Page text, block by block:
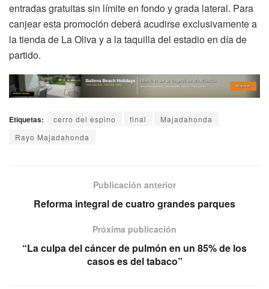
entradas gratuitas sin límite en fondo y grada lateral. Para
canjear esta promoción deberá acudirse exclusivamente a
la tienda de La Oliva y a la taquilla del estadio en día de
partido.
Etiquetas: cerro del espino final
Majadahonda
Rayo Majadahonda
Publicación anterior
Reforma integral de cuatro grandes parques
Próxima publicación
“La culpa del cáncer de pulmón en un 85% de los
casos es del tabaco”